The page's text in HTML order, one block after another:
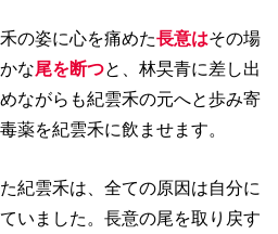
の姿に心を痛めた長意はその場
な尾を断つと、林旲青に差し出
ながらも紀雲禾の元へと歩み寄
薬を紀雲禾に飲ませます。
紀雲禾は、全ての原因は自分に
いました。長意の尾を取り戻す